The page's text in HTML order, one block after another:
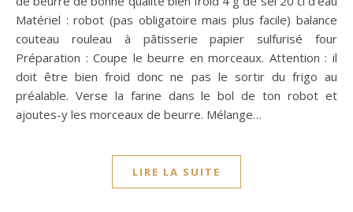
Matériel : robot (pas obligatoire mais plus facile) balance
couteau rouleau à pâtisserie papier sulfurisé four
Préparation : Coupe le beurre en morceaux. Attention : il
doit être bien froid donc ne pas le sortir du frigo au
préalable. Verse la farine dans le bol de ton robot et
ajoutes-y les morceaux de beurre. Mélange…
LIRE LA SUITE